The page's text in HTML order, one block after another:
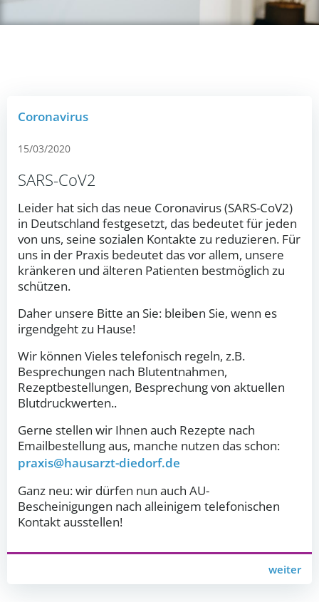
Coronavirus
15/03/2020
SARS-CoV2
Leider hat sich das neue Coronavirus (SARS-CoV2)
in Deutschland festgesetzt, das bedeutet für jeden
von uns, seine sozialen Kontakte zu reduzieren. Für
uns in der Praxis bedeutet das vor allem, unsere
kränkeren und älteren Patienten bestmöglich zu
schützen.
Daher unsere Bitte an Sie: bleiben Sie, wenn es
irgendgeht zu Hause!
Wir können Vieles telefonisch regeln, z.B.
Besprechungen nach Blutentnahmen,
Rezeptbestellungen, Besprechung von aktuellen
Blutdruckwerten..
Gerne stellen wir Ihnen auch Rezepte nach
Emailbestellung aus, manche nutzen das schon:
praxis@hausarzt-diedorf.de
Ganz neu: wir dürfen nun auch AU-
Bescheinigungen nach alleinigem telefonischen
Kontakt ausstellen!
navigation
weiter